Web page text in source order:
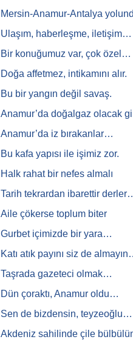
Mersin-Anamur-Antalya
Ulaşım, haberleşme, iletişim…
Bir konuğumuz var, çok özel…
Doğa affetmez, intikamını alır.
Bu bir yangın değil savaş.
Anamur’da doğalgaz olacak
Anamur’da iz bırakanlar…
Bu kafa yapısı ile işimiz zor.
Halk rahat bir nefes almalı
Tarih tekrardan ibarettir
Aile çökerse toplum biter
Gurbet içimizde bir yara…
Katı atık payını siz de
Taşrada gazeteci olmak…
Dün çoraktı, Anamur oldu…
Sen de bizdensin, teyzeoğlu…
Akdeniz sahilinde çile